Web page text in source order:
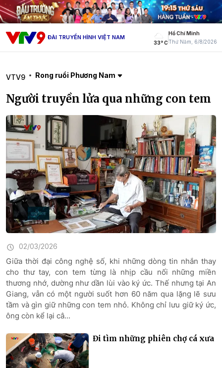
ĐÀI TRUYỀN HÌNH VIỆT NAM
33° C
Hồ Chí Minh
Thứ Năm, 6/8/2026
VTV9 Rong ruổi Phương Nam
Người truyền lửa qua những con tem
02/03/2026
Giữa thời đại công nghệ số, khi những dòng tin nhắn thay
cho thư tay, con tem từng là nhịp cầu nối những miền
thương nhớ, dường như dần lùi vào ký ức. Thế nhưng tại An
Giang, vẫn có một người suốt hơn 60 năm qua lặng lẽ sưu
tầm và gìn giữ những con tem nhỏ. Không chỉ lưu giữ ký ức,
ông còn kể lại câ...
Đi tìm những phiên chợ cá xưa